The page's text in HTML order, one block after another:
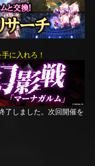
に入れろ！
しました。次回開催を